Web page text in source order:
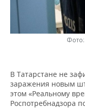
НЕФТЕХИМИЯ
ЭНЕРГЕТИКА
РОЗНИЧНАЯ
НОВОСТИ
МЕРОПРИЯТИЯ
НОВОСТИ
БИЗНЕС-БРАНЧИ
ФУТБОЛ
НОВОСТИ
ФОТОГАЛЕРЕЯ
В Татарстане не
заражения новым
этом «Реальному
Роспотребнадзора